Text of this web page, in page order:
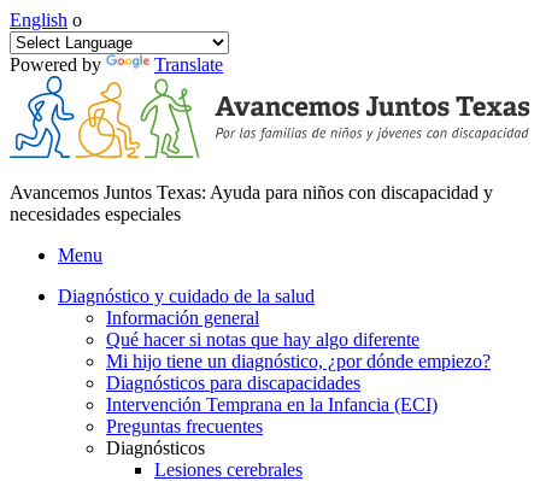
English o
Powered by Translate
Avancemos Juntos Texas: Ayuda para niños con discapacidad y
necesidades especiales
Menu
Diagnóstico y cuidado de la salud
Información general
Qué hacer si notas que hay algo diferente
Mi hijo tiene un diagnóstico, ¿por dónde empiezo?
Diagnósticos para discapacidades
Intervención Temprana en la Infancia (ECI)
Preguntas frecuentes
Diagnósticos
Lesiones cerebrales